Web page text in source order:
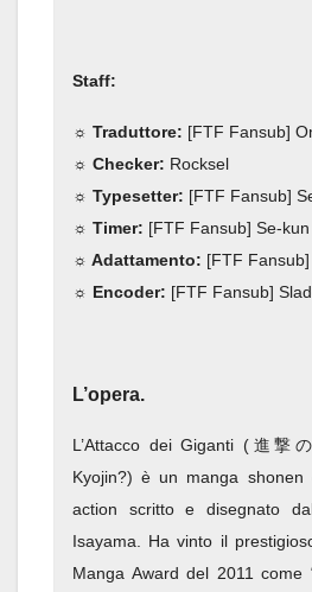
Staff:
☼ Traduttore: [FTF Fansub]
☼ Checker: Rocksel
☼ Typesetter: [FTF Fansub]
☼ Timer: [FTF Fansub] Se-kun
☼ Adattamento: [FTF Fansub]
☼ Encoder: [FTF Fansub]
L’opera.
L’Attacco dei Giganti (進撃
Kyojin?) è un manga
action scritto e disegnato
Isayama. Ha vinto il
Manga Award del 2011 come